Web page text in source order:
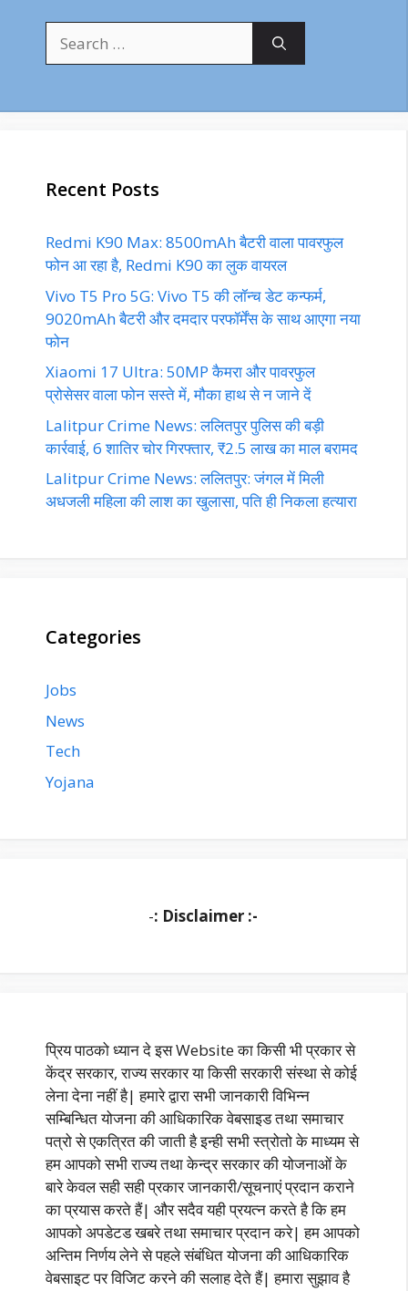
for:
Recent Posts
Redmi K90 Max: 8500mAh बैटरी वाला पावरफुल
फोन आ रहा है, Redmi K90 का लुक वायरल
Vivo T5 Pro 5G: Vivo T5 की लॉन्च डेट कन्फर्म,
9020mAh बैटरी और दमदार परफॉर्मेंस के साथ आएगा नया
फोन
Xiaomi 17 Ultra: 50MP कैमरा और पावरफुल
प्रोसेसर वाला फोन सस्ते में, मौका हाथ से न जाने दें
Lalitpur Crime News: ललितपुर पुलिस की बड़ी
कार्रवाई, 6 शातिर चोर गिरफ्तार, ₹2.5 लाख का माल बरामद
Lalitpur Crime News: ललितपुर: जंगल में मिली
अधजली महिला की लाश का खुलासा, पति ही निकला हत्यारा
Categories
Jobs
News
Tech
Yojana
-: Disclaimer :-
प्रिय पाठको ध्यान दे इस Website का किसी भी प्रकार से
केंद्र सरकार, राज्य सरकार या किसी सरकारी संस्था से कोई
लेना देना नहीं है| हमारे द्वारा सभी जानकारी विभिन्न
सम्बिन्धित योजना की आधिकारिक वेबसाइड तथा समाचार
पत्रो से एकत्रित की जाती है इन्ही सभी स्त्रोतो के माध्यम से
हम आपको सभी राज्य तथा केन्द्र सरकार की योजनाओं के
बारे केवल सही सही प्रकार जानकारी/सूचनाएं प्रदान कराने
का प्रयास करते हैं| और सदैव यही प्रयत्न करते है कि हम
आपको अपडेटड खबरे तथा समाचार प्रदान करे| हम आपको
अन्तिम निर्णय लेने से पहले संबंधित योजना की आधिकारिक
वेबसाइट पर विजिट करने की सलाह देते हैं| हमारा सुझाव है